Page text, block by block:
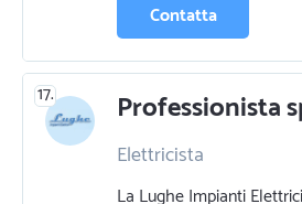
Contatta
17.
Elettricista
La Lughe Impianti